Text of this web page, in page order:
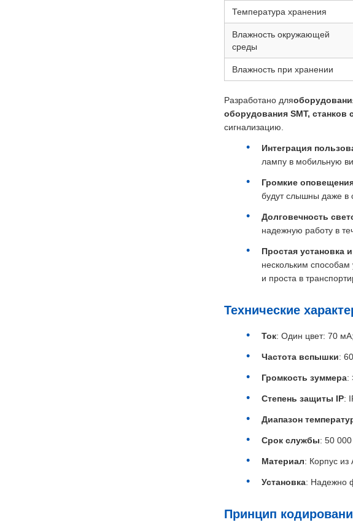
Температура хранения
Влажность окружающей
среды
Влажность при хранении
Разработано для
оборудования SMT,
сигнализацию.
Интеграция
лампу в мобильную
Громкие
будут слышны даже в
Долговечность
надежную работу в
Простая установка
нескольким способам
и проста в
Технические
Ток: Один цвет: 70
Частота вспышки:
Громкость зуммера:
Степень защиты IP:
Диапазон
Срок службы: 50
Материал: Корпус из
Установка: Надежно
Принцип